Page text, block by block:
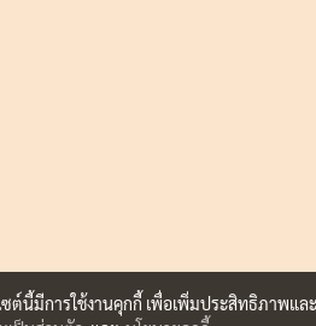
ซต์นี้มีการใช้งานคุกกี้ เพื่อเพิ่มประสิทธิภาพแ